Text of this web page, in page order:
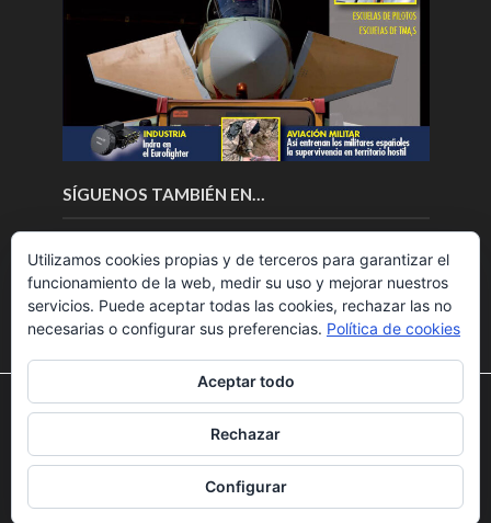
SÍGUENOS TAMBIÉN EN…
Copyright © 2018.Fly News.Noticias aerospacial
UAS aviación comercial
Utilizamos cookies para ofrecerte la mejor experiencia en
nuestra web.
Puedes aprender más sobre qué cookies utilizamos o
desactivarlas en losajustes.
Utilizamos cookies propias y de terceros para garantizar el
funcionamiento de la web, medir su uso y mejorar nuestros
servicios. Puede aceptar todas las cookies, rechazar las no
necesarias o configurar sus preferencias. Política de cookies
Aceptar todo
Rechazar
Configurar